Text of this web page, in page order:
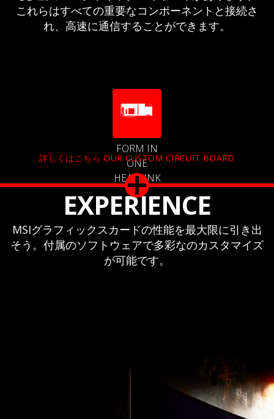
これらはすべての重要なコンポーネントと接続さ
れ、高速に通信することができます。
FORM IN
ONE
HEATSINK
詳しくはこちら OUR CUSTOM CIRCUIT BOARD
EXPERIENCE
MSIグラフィックスカードの性能を最大限に引き出
そう。付属のソフトウェアで多彩なのカスタマイズ
が可能です。